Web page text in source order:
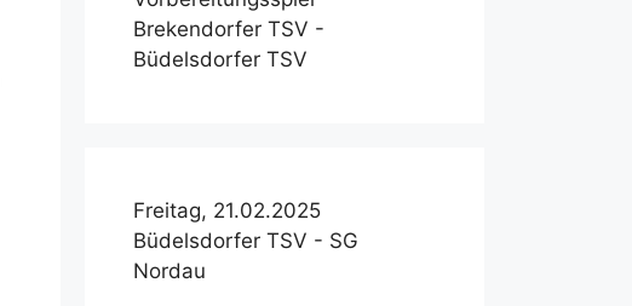
Brekendorfer TSV -
Büdelsdorfer TSV
Freitag, 21.02.2025
Büdelsdorfer TSV - SG
Nordau